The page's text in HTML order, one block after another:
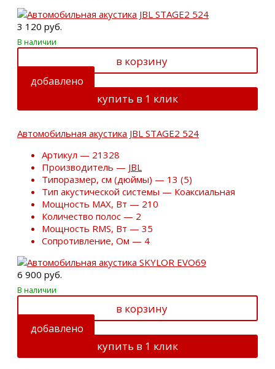
3 120 руб.
В наличии
в корзину
добавлено
купить в 1 клик
Автомобильная акустика JBL STAGE2 524
Артикул — 21328
Производитель — JBL
Типоразмер, см (дюймы) — 13 (5)
Тип акустической системы — Коаксиальная
Мощность MAX, Вт — 210
Количество полос — 2
Мощность RMS, Вт — 35
Сопротивление, Ом — 4
6 900 руб.
В наличии
в корзину
добавлено
купить в 1 клик